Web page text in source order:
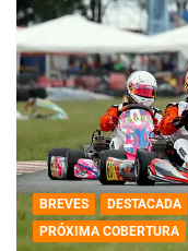
BREVES DESTACADA
PRÓXIMA COBERTURA